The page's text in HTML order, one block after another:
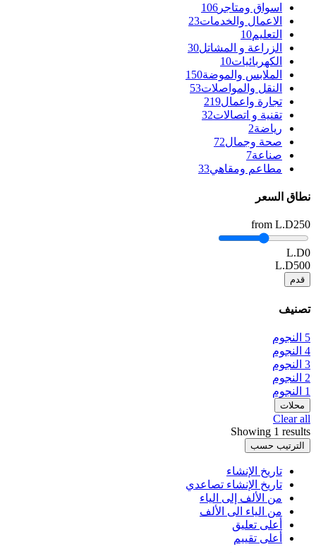
اسواق ومتاجر 106
الاعمال والخدمات23
التعليم10
الزراعة و المشاتل30
الكهربائيات10
الملابس والموضة150
النقل والمواصلات53
تجارة واعمال219
تقنية و اتصالات32
رياضة2
صحة وجمال72
صناعة7
مطاعم ومقاهي33
نطاق السعر
from L.D250
L.D0
L.D500
قدم
تصنيف
5 النجوم
4 النجوم
3 النجوم
2 النجوم
1 النجوم
محلات
Clear all
Showing 1 results
الترتيب حسب
تاريخ الإنشاء
تاريخ الإنشاء تصاعدي
من الألف إلى الياء
من الياء الى الألف
أعلى تعليق
أعلى تقييم